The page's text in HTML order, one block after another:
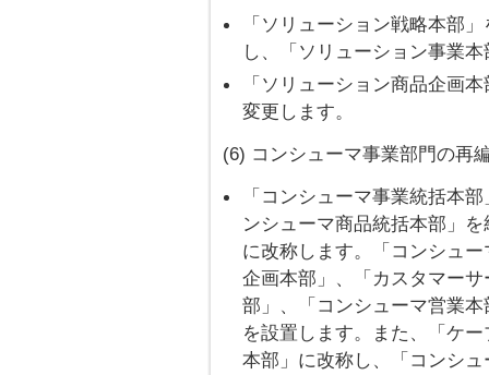
「ソリューション戦略本部
し、「ソリューション事業
「ソリューション商品企画
変更します。
(6) コンシューマ事業部門の再
「コンシューマ事業統括本
ンシューマ商品統括本部」
に改称します。「コンシュ
企画本部」、「カスタマー
部」、「コンシューマ営業
を設置します。また、「ケ
本部」に改称し、「コンシ